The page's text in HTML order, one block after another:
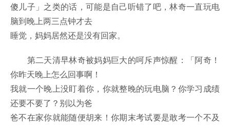
傻儿子」之类的话，可能是自己听错了吧，林奇一直玩电
脑到晚上两三点钟才去
睡觉，妈妈居然还是没有回家。
第二天清早林奇被妈妈巨大的呵斥声惊醒：「阿奇！
你昨天晚上怎么回事啊！
我就一个晚上没盯着你，你就整晚的玩电脑？你学习成绩
还要不要了？别以为爸
爸不在家你就能随便胡来！你期末考试要是敢考一个不及